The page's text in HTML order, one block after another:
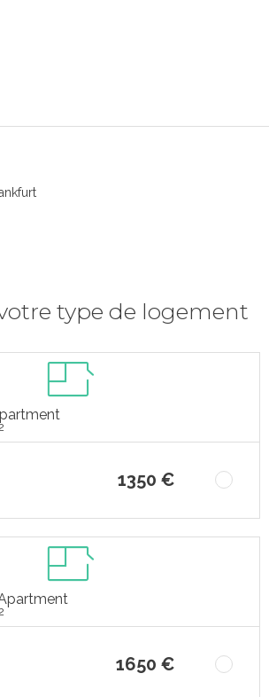
type de logement
2
1350 €
2
1650 €